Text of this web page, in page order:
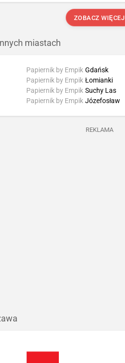
ZOBACZ WIĘCEJ
miastach
Papiernik by Empik Gdańsk
Papiernik by Empik Łomianki
Papiernik by Empik Suchy Las
Papiernik by Empik Józefosław
REKLAMA